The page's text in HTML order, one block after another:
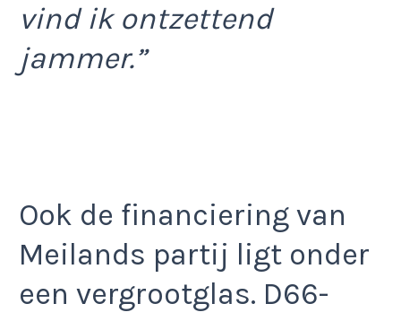
vind ik ontzettend
jammer.”
Ook de financiering van
Meilands partij ligt onder
een vergrootglas. D66-